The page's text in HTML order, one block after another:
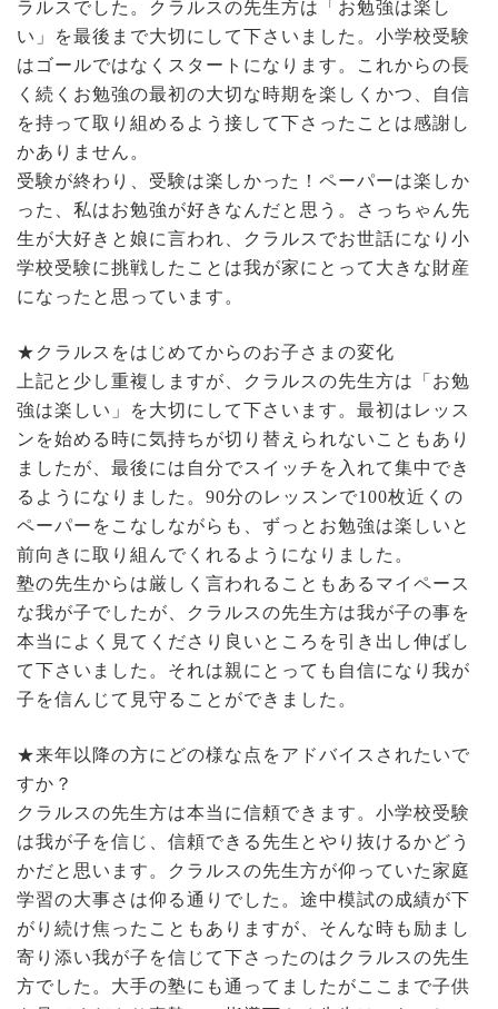
ラルスでした。クラルスの先生方は「お勉強は楽し
い」を最後まで大切にして下さいました。小学校受験
はゴールではなくスタートになります。これからの長
く続くお勉強の最初の大切な時期を楽しくかつ、自信
を持って取り組めるよう接して下さったことは感謝し
かありません。
受験が終わり、受験は楽しかった！ペーパーは楽しか
った、私はお勉強が好きなんだと思う。さっちゃん先
生が大好きと娘に言われ、クラルスでお世話になり小
学校受験に挑戦したことは我が家にとって大きな財産
になったと思っています。
★クラルスをはじめてからのお子さまの変化
上記と少し重複しますが、クラルスの先生方は「お勉
強は楽しい」を大切にして下さいます。最初はレッス
ンを始める時に気持ちが切り替えられないこともあり
ましたが、最後には自分でスイッチを入れて集中でき
るようになりました。90分のレッスンで100枚近くの
ペーパーをこなしながらも、ずっとお勉強は楽しいと
前向きに取り組んでくれるようになりました。
塾の先生からは厳しく言われることもあるマイペース
な我が子でしたが、クラルスの先生方は我が子の事を
本当によく見てくださり良いところを引き出し伸ばし
て下さいました。それは親にとっても自信になり我が
子を信んじて見守ることができました。
★来年以降の方にどの様な点をアドバイスされたいで
すか？
クラルスの先生方は本当に信頼できます。小学校受験
は我が子を信じ、信頼できる先生とやり抜けるかどう
かだと思います。クラルスの先生方が仰っていた家庭
学習の大事さは仰る通りでした。途中模試の成績が下
がり続け焦ったこともありますが、そんな時も励まし
寄り添い我が子を信じて下さったのはクラルスの先生
方でした。大手の塾にも通ってましたがここまで子供